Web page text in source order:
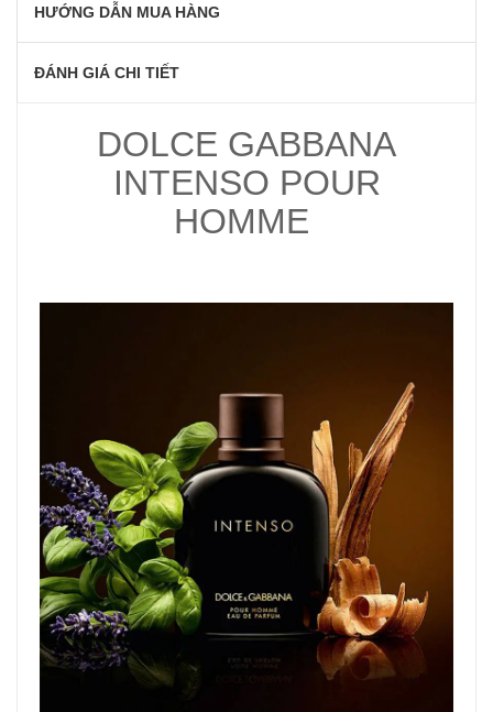
HƯỚNG DẪN MUA HÀNG
ĐÁNH GIÁ CHI TIẾT
DOLCE GABBANA
INTENSO POUR
HOMME